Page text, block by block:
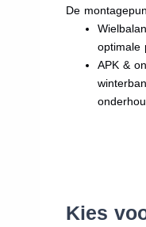
De
optimale
APK &
Kies